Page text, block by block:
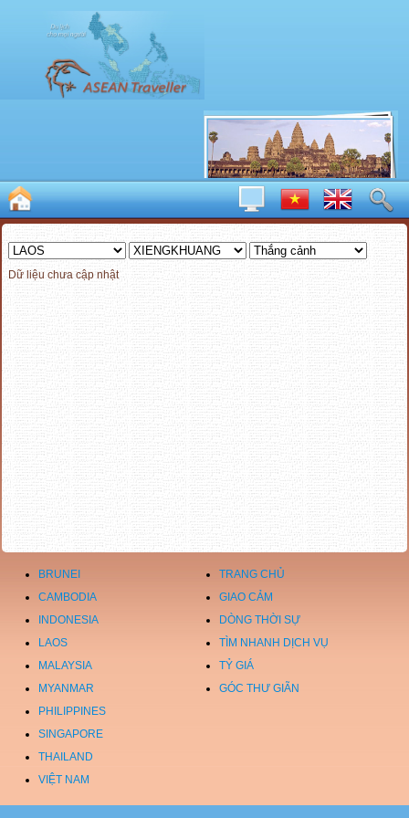
Dữ liệu chưa cập nhật
BRUNEI
TRANG CHỦ
CAMBODIA
GIAO CẢM
INDONESIA
DÒNG THỜI SỰ
LAOS
TÌM NHANH DỊCH VỤ
MALAYSIA
TỶ GIÁ
MYANMAR
GÓC THƯ GIÃN
PHILIPPINES
SINGAPORE
THAILAND
VIỆT NAM